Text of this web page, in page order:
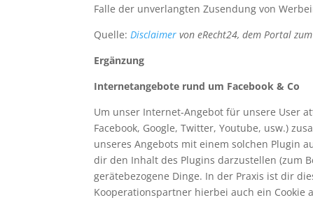
Falle der unverlangten Zusendung von
Quelle: Disclaimer von eRecht24, dem Portal
Ergänzung
Internetangebote rund um Facebook & Co
Um unser Internet-Angebot für unsere User
Facebook, Google, Twitter, Youtube, usw.)
unseres Angebots mit einem solchen Plugin
dir den Inhalt des Plugins darzustellen (zum
gerätebezogene Dinge. In der Praxis ist dir
Kooperationspartner hierbei auch ein Cookie